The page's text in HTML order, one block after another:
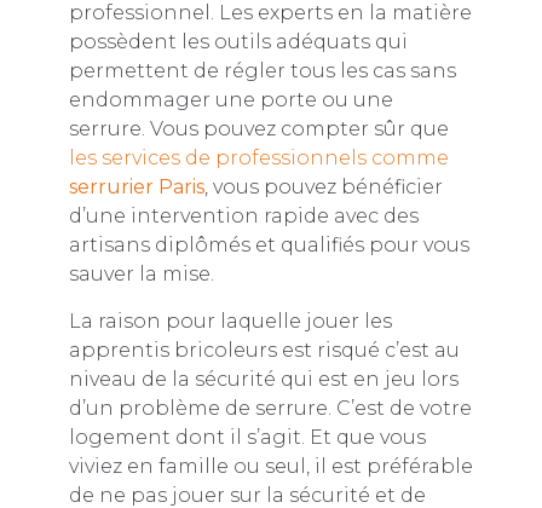
professionnel. Les experts en la matière
possèdent les outils adéquats qui
permettent de régler tous les cas sans
endommager une porte ou une
serrure. Vous pouvez compter sûr que
les services de professionnels comme
serrurier Paris, vous pouvez bénéficier
d’une intervention rapide avec des
artisans diplômés et qualifiés pour vous
sauver la mise.
La raison pour laquelle jouer les
apprentis bricoleurs est risqué c’est au
niveau de la sécurité qui est en jeu lors
d’un problème de serrure. C’est de votre
logement dont il s’agit. Et que vous
viviez en famille ou seul, il est préférable
de ne pas jouer sur la sécurité et de